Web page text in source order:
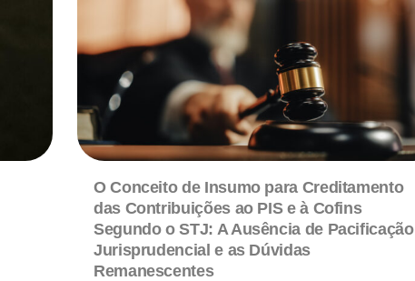
O Conceito de Insumo para Creditamento
das Contribuições ao PIS e à Cofins
Segundo o STJ: A Ausência de Pacificação
Jurisprudencial e as Dúvidas
Remanescentes